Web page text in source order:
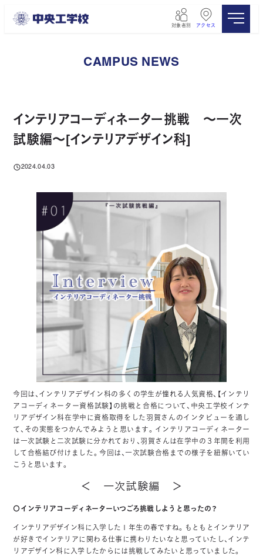
対象者別 アクセス
CAMPUS NEWS
インテリアコーディネーター挑戦 ～一次
試験編～[インテリアデザイン科]
投稿日
2024.04.03
今回は、インテリアデザイン科の多くの学生が憧れる人気資格、【インテリ
アコーディネーター資格試験】の挑戦と合格について、中央工学校インテ
リアデザイン科在学中に資格取得をした羽賀さんのインタビューを通し
て、その実態をつかんでみようと思います。インテリアコーディネーター
は一次試験と二次試験に分かれており、羽賀さんは在学中の３年間を利用
して合格結び付けました。今回は、一次試験合格までの様子を紐解いてい
こうと思います。
＜ 一次試験編 ＞
〇インテリアコーディネーターいつごろ挑戦しようと思ったの？
インテリアデザイン科に入学した１年生の春ですね。もともとインテリア
が好きでインテリアに関わる仕事に携わりたいなと思っていたし、インテ
リアデザイン科に入学したからには挑戦してみたいと思っていました。